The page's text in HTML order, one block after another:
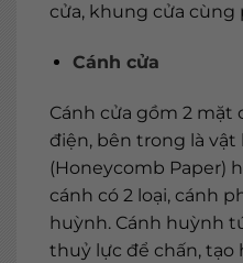
cửa, khung cửa
Cánh cửa
Cánh cửa gồm 2 mặt
điện, bên trong là vật
(Honeycomb Paper)
cánh có 2 loại, cánh
huỳnh. Cánh huỳnh
thuỷ lực để chấn, tạo